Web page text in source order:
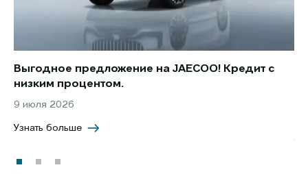
Выгодное предложение на JAECOO! Кредит с
низким процентом.
9 июля 2026
Узнать больше